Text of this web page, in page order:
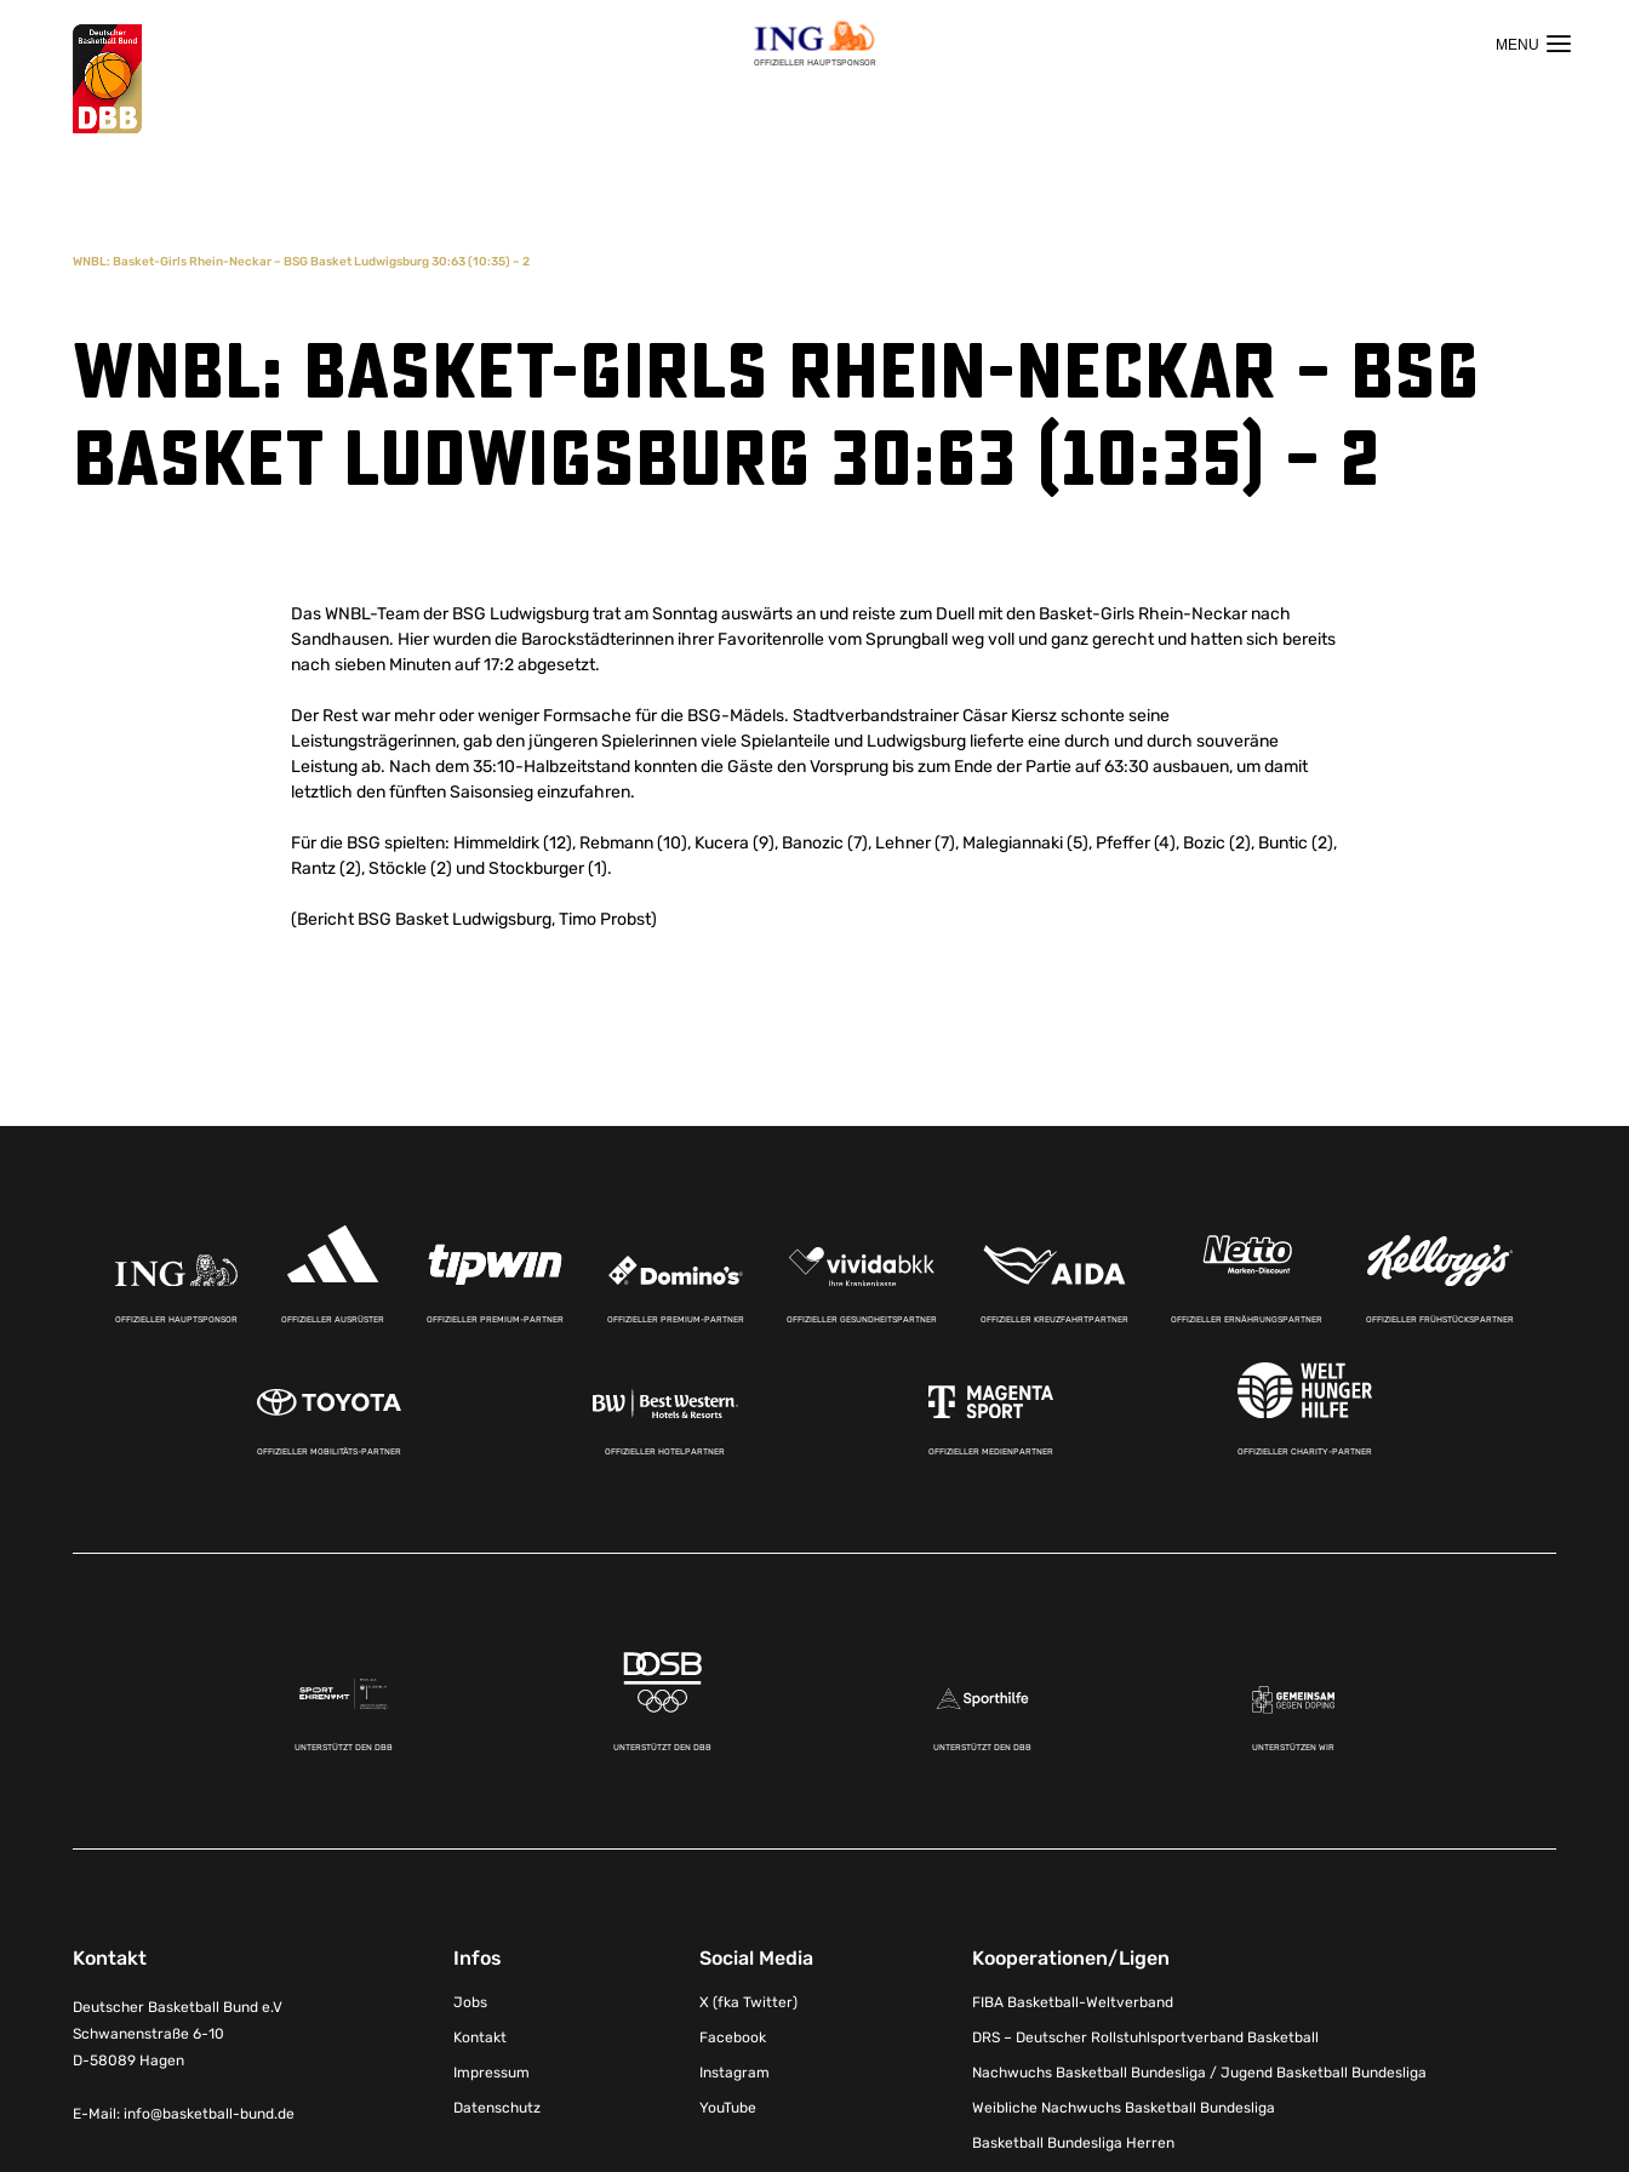
OFFIZIELLER HAUPTSPONSOR
Suchvorschläge
WNBL: Basket-Girls Rhein-Neckar – BSG Basket Ludwigsburg 30:63 (10:35) – 2
WNBL: Basket-Girls Rhein-Neckar – BSG
Basket Ludwigsburg 30:63 (10:35) – 2
Das WNBL-Team der BSG Ludwigsburg trat am Sonntag auswärts an und reiste zum Duell mit den Basket-Girls Rhein-Neckar nach
Sandhausen. Hier wurden die Barockstädterinnen ihrer Favoritenrolle vom Sprungball weg voll und ganz gerecht und hatten sich bereits
nach sieben Minuten auf 17:2 abgesetzt.
Der Rest war mehr oder weniger Formsache für die BSG-Mädels. Stadtverbandstrainer Cäsar Kiersz schonte seine
Leistungsträgerinnen, gab den jüngeren Spielerinnen viele Spielanteile und Ludwigsburg lieferte eine durch und durch souveräne
Leistung ab. Nach dem 35:10-Halbzeitstand konnten die Gäste den Vorsprung bis zum Ende der Partie auf 63:30 ausbauen, um damit
letztlich den fünften Saisonsieg einzufahren.
Für die BSG spielten: Himmeldirk (12), Rebmann (10), Kucera (9), Banozic (7), Lehner (7), Malegiannaki (5), Pfeffer (4), Bozic (2), Buntic (2),
Rantz (2), Stöckle (2) und Stockburger (1).
(Bericht BSG Basket Ludwigsburg, Timo Probst)
OFFIZIELLER HAUPTSPONSOR OFFIZIELLER AUSRÜSTER OFFIZIELLER PREMIUM-PARTNER OFFIZIELLER PREMIUM-PARTNER OFFIZIELLER GESUNDHEITSPARTNER OFFIZIELLER KREUZFAHRTPARTNER OFFIZIELLER ERNÄHRUNGSPARTNER OFFIZIELLER FRÜHSTÜCKSPARTNER
OFFIZIELLER MOBILITÄTS-PARTNER OFFIZIELLER HOTELPARTNER OFFIZIELLER MEDIENPARTNER OFFIZIELLER CHARITY-PARTNER
UNTERSTÜTZT DEN DBB UNTERSTÜTZT DEN DBB UNTERSTÜTZT DEN DBB UNTERSTÜTZEN WIR
Kontakt
Deutscher Basketball Bund e.V
Schwanenstraße 6-10
D-58089 Hagen
E-Mail: info@basketball-bund.de
Infos
Jobs
Kontakt
Impressum
Datenschutz
Social Media
X (fka Twitter)
Facebook
Instagram
YouTube
Kooperationen/Ligen
FIBA Basketball-Weltverband
DRS – Deutscher Rollstuhlsportverband Basketball
Nachwuchs Basketball Bundesliga / Jugend Basketball Bundesliga
Weibliche Nachwuchs Basketball Bundesliga
Basketball Bundesliga Herren